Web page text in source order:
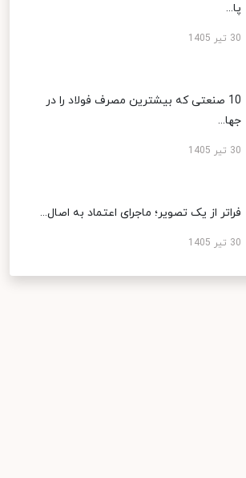
پا...
30 تیر 1405
10 صنعتی که بیشترین مصرف فولاد را در
جها...
30 تیر 1405
فراتر از یک تصویر؛ ماجرای اعتماد به اصال...
30 تیر 1405